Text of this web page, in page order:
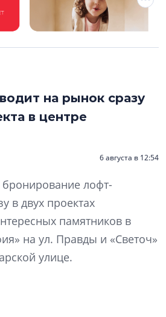
на рынок сразу
в центре
6 августа в 12:54
бронирование лофт-
в двух проектах
памятников в
на ул. Правды и «Светоч»
улице.